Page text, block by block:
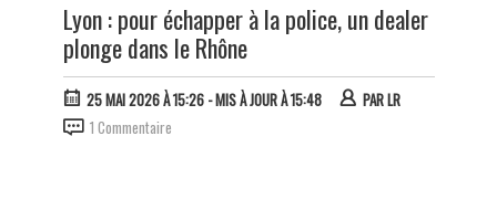
Lyon : pour échapper à la police, un dealer
plonge dans le Rhône
25 MAI 2026 À 15:26- MIS À JOUR À 15:48 PARLR
1 Commentaire